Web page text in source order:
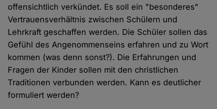
offensichtlich verkündet. Es soll ein "besonderes"
Vertrauensverhältnis zwischen Schülern und
Lehrkraft geschaffen werden. Die Schüler sollen das
Gefühl des Angenommenseins erfahren und zu Wort
kommen (was denn sonst?). Die Erfahrungen und
Fragen der Kinder sollen mit den christlichen
Traditionen verbunden werden. Kann es deutlicher
formuliert werden?